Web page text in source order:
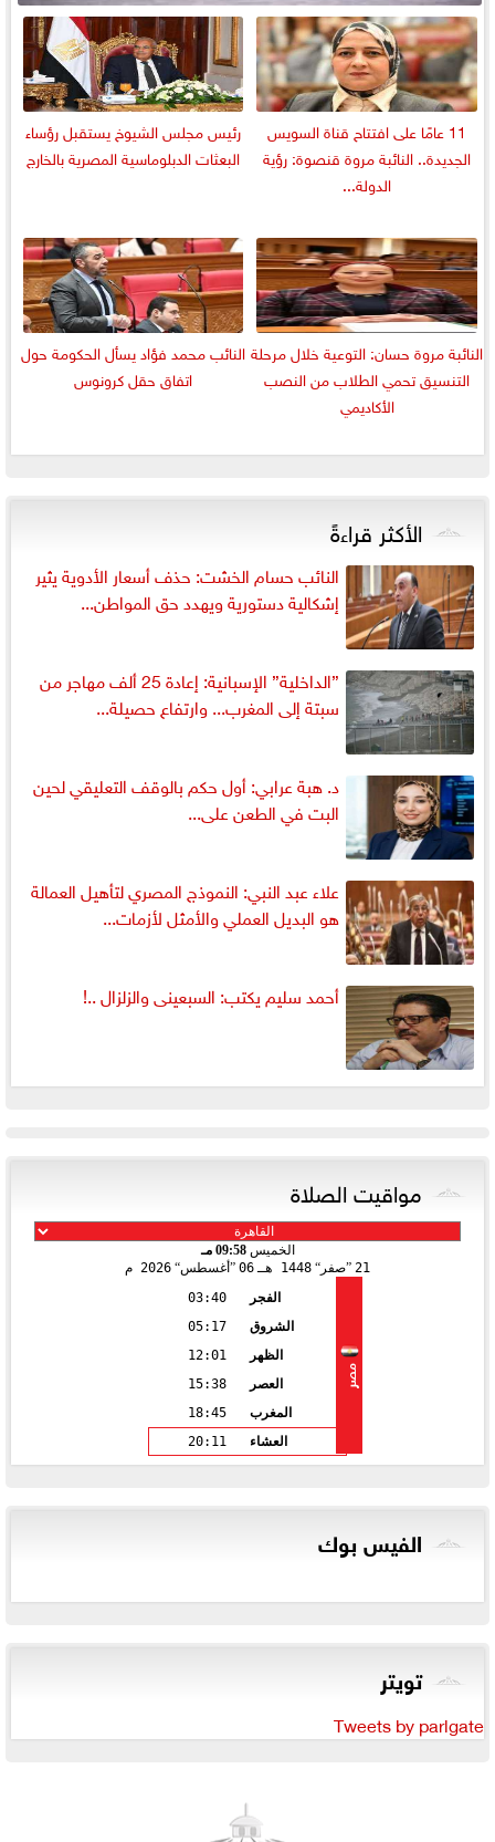
11 عامًا على افتتاح قناة السويس
الجديدة.. النائبة مروة قنصوة: رؤية
الدولة...
رئيس مجلس الشيوخ يستقبل رؤساء
البعثات الدبلوماسية المصرية بالخارج
النائبة مروة حسان: التوعية خلال مرحلة
التنسيق تحمي الطلاب من النصب
الأكاديمي
النائب محمد فؤاد يسأل الحكومة حول
اتفاق حقل كرونوس
الأكثر قراءةً
النائب حسام الخشت: حذف أسعار الأدوية يثير
إشكالية دستورية ويهدد حق المواطن...
”الداخلية” الإسبانية: إعادة 25 ألف مهاجر من
سبتة إلى المغرب... وارتفاع حصيلة...
د. هبة عرابي: أول حكم بالوقف التعليقي لحين
البت في الطعن على...
علاء عبد النبي: النموذج المصري لتأهيل العمالة
هو البديل العملي والأمثل لأزمات...
أحمد سليم يكتب: السبعينى والزلزال ..!
مواقيت الصلاة
الخميس09:58 مـ
21 صفر 1448 هـ 06 أغسطس 2026 م
مصر
الفجر
03:40
الشروق
05:17
الظهر
12:01
العصر
15:38
المغرب
18:45
العشاء
20:11
الفيس بوك
تويتر
Tweets by parlgate